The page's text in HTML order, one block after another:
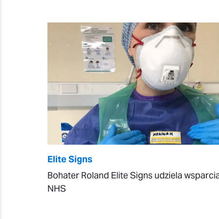
Elite Signs
Bohater Roland Elite Signs udziela
NHS